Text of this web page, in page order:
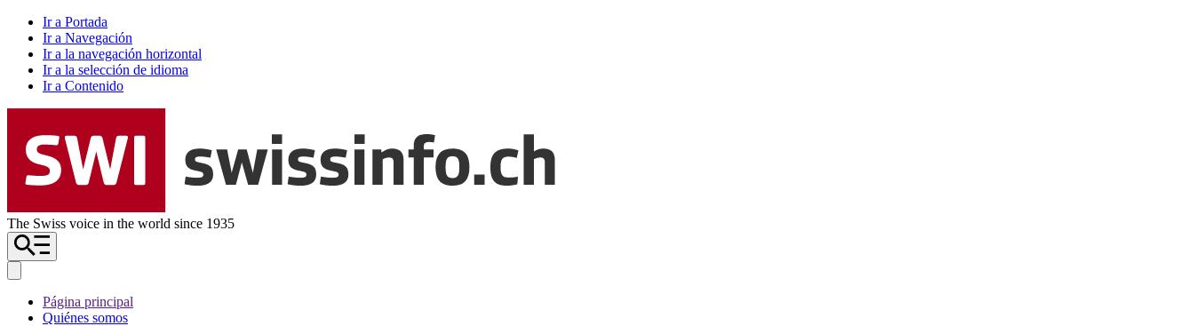
Ir a Portada
Ir a Navegación
Ir a la navegación horizontal
Ir a la selección de idioma
Ir a Contenido
The Swiss voice in the world since 1935
Página principal
Quiénes somos